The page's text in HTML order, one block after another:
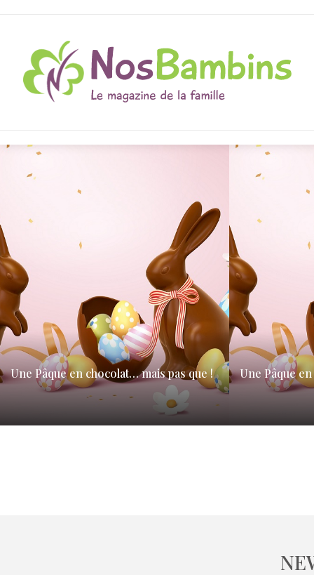
Une Pâque en chocolat… mais pas que !
Le temps du carême a commencé le 5 mars. Le
dimanche 20 avril, ce sera la fête où…
Une Pâque
Le temps du